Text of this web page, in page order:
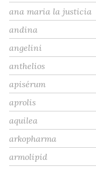
ana maria la justicia
andina
angelini
anthelios
apisérum
aprolis
aquilea
arkopharma
armolipid